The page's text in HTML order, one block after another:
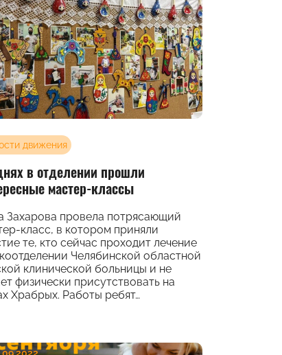
движения
в отделении прошли
мастер-классы
Захарова провела потрясающий
класс, в котором приняли
те, кто сейчас проходит лечение
Челябинской областной
клинической больницы и не
физически присутствовать на
Храбрых. Работы ребят…